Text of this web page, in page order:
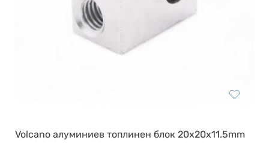
Volcano алуминиев топлинен блок 20x20x11.5mm